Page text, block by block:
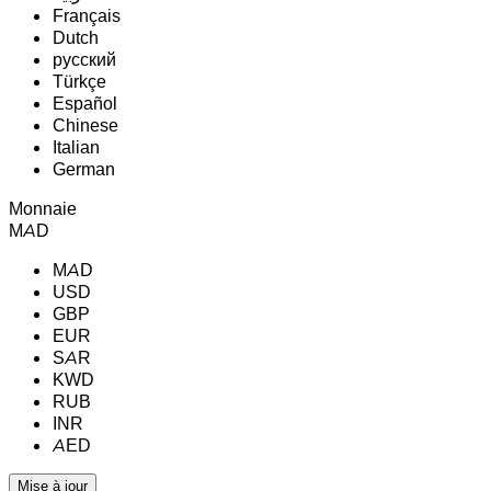
Français
Dutch
русский
Türkçe
Español
Chinese
Italian
German
Monnaie
MAD
MAD
USD
GBP
EUR
SAR
KWD
RUB
INR
AED